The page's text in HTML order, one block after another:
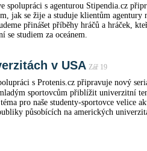
spolupráci s agenturou Stipendia.cz
jak se žije a studuje klientům agentury
přinášet příběhy hráčů a hráček,
studiem za oceánem.
v USA Zář 19
s Protenis.cz připravuje nový
sportovcům přiblížit univerzitní
pro naše studenty-sportovce velice
působících na amerických